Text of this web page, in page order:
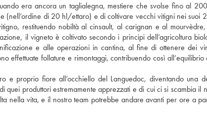
era ancora un taglialegna, mestiere che svolse fino al
(nell’ordine di 20 hl/ettaro) e di coltivare vecchi vitigni nei suoi
restituendo nobiltà al cinsault, al carignan e al
il vigneto è coltivato secondo i principi dell’agricoltura
e alle operazioni in cantina, al fine di ottenere dei
effettuate follature e rimontaggi, contribuendo così all’equilibrio
e proprio fiore all’occhiello del Languedoc, diventando una
produttori estremamente apprezzati e di cui ci si scambia il
nella vita, e il nostro team potrebbe andare avanti per ore a